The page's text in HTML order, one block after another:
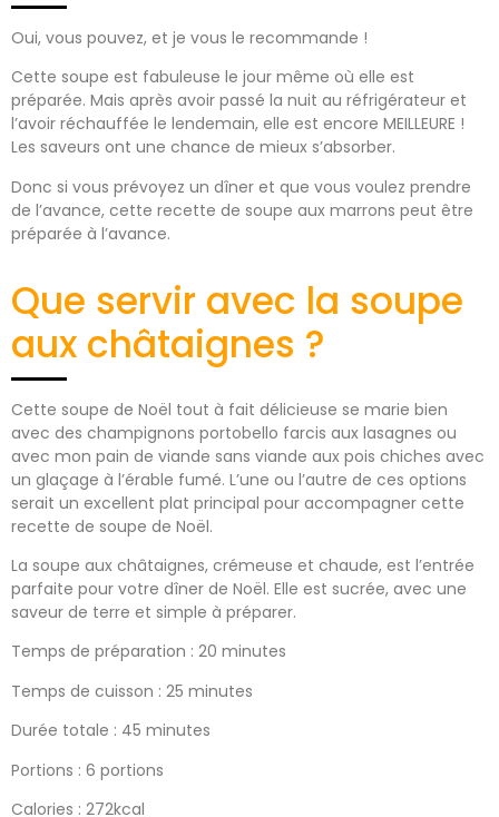
Oui, vous pouvez, et je vous le recommande !
Cette soupe est fabuleuse le jour même où elle est
préparée. Mais après avoir passé la nuit au réfrigérateur et
l’avoir réchauffée le lendemain, elle est encore MEILLEURE !
Les saveurs ont une chance de mieux s’absorber.
Donc si vous prévoyez un dîner et que vous voulez prendre
de l’avance, cette recette de soupe aux marrons peut être
préparée à l’avance.
Que servir avec la soupe
aux châtaignes ?
Cette soupe de Noël tout à fait délicieuse se marie bien
avec des champignons portobello farcis aux lasagnes ou
avec mon pain de viande sans viande aux pois chiches avec
un glaçage à l’érable fumé. L’une ou l’autre de ces options
serait un excellent plat principal pour accompagner cette
recette de soupe de Noël.
La soupe aux châtaignes, crémeuse et chaude, est l’entrée
parfaite pour votre dîner de Noël. Elle est sucrée, avec une
saveur de terre et simple à préparer.
Temps de préparation : 20 minutes
Temps de cuisson : 25 minutes
Durée totale : 45 minutes
Portions : 6 portions
Calories : 272kcal